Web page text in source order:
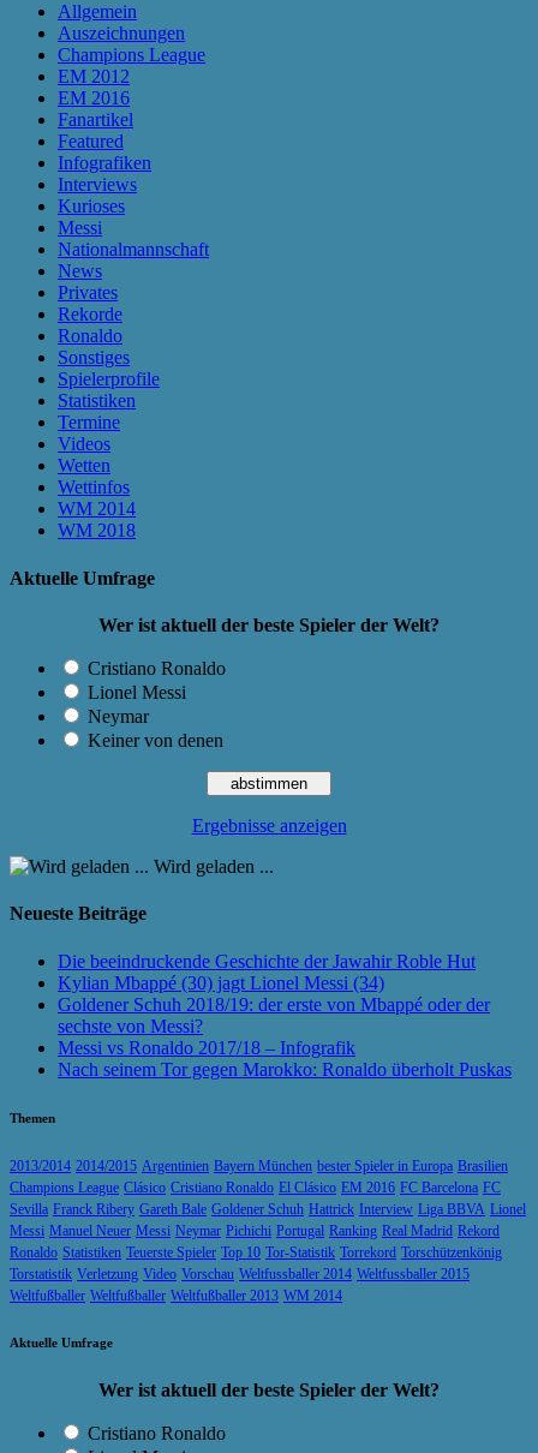
Allgemein
Auszeichnungen
Champions League
EM 2012
EM 2016
Fanartikel
Featured
Infografiken
Interviews
Kurioses
Messi
Nationalmannschaft
News
Privates
Rekorde
Ronaldo
Sonstiges
Spielerprofile
Statistiken
Termine
Videos
Wetten
Wettinfos
WM 2014
WM 2018
Aktuelle Umfrage
Wer ist aktuell der beste Spieler der Welt?
Cristiano Ronaldo
Lionel Messi
Neymar
Keiner von denen
Ergebnisse anzeigen
Wird geladen ...
Neueste Beiträge
Die beeindruckende Geschichte der Jawahir Roble Hut
Kylian Mbappé (30) jagt Lionel Messi (34)
Goldener Schuh 2018/19: der erste von Mbappé oder der
sechste von Messi?
Messi vs Ronaldo 2017/18 – Infografik
Nach seinem Tor gegen Marokko: Ronaldo überholt Puskas
Themen
2013/2014 2014/2015 Argentinien Bayern München bester Spieler in Europa Brasilien
Champions League Clásico Cristiano Ronaldo El Clásico EM 2016 FC Barcelona FC
Sevilla Franck Ribery Gareth Bale Goldener Schuh Hattrick Interview Liga BBVA Lionel
Messi Manuel Neuer Messi Neymar Pichichi Portugal Ranking Real Madrid Rekord
Ronaldo Statistiken Teuerste Spieler Top 10 Tor-Statistik Torrekord Torschützenkönig
Torstatistik Verletzung Video Vorschau Weltfussballer 2014 Weltfussballer 2015
Weltfußballer Weltfußballer Weltfußballer 2013 WM 2014
Aktuelle Umfrage
Wer ist aktuell der beste Spieler der Welt?
Cristiano Ronaldo